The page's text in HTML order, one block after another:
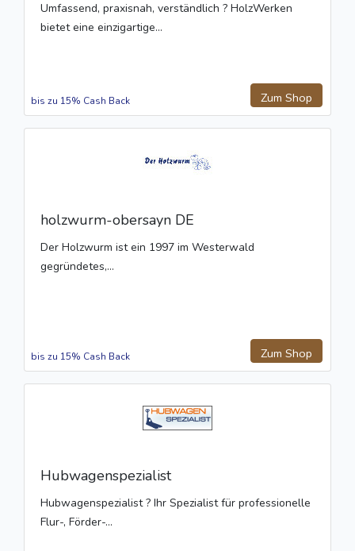
Umfassend, praxisnah, verständlich ? HolzWerken
bietet eine einzigartige...
Zum Shop
bis zu 15% Cash Back
holzwurm-obersayn DE
Der Holzwurm ist ein 1997 im Westerwald
gegründetes,...
Zum Shop
bis zu 15% Cash Back
Hubwagenspezialist
Hubwagenspezialist ? Ihr Spezialist für professionelle
Flur-, Förder-...